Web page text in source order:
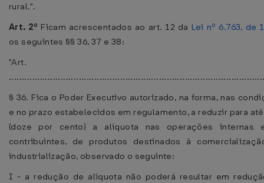
rural.".
Art. 2º Ficam acrescentados ao art. 12 da Lei nº 6.763, de
os seguintes §§ 36, 37 e 38:
"Art.
§ 36. Fica o Poder Executivo autorizado, na forma, nas
e no prazo estabelecidos em regulamento, a reduzir para até
(doze por cento) a alíquota nas operações internas
contribuintes, de produtos destinados à
industrialização, observado o seguinte:
I - a redução de alíquota não poderá resultar em